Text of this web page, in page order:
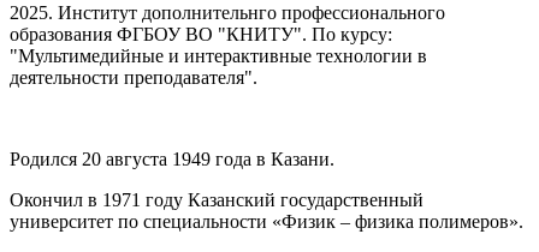
2025. Институт дополнительнго профессионального
образования ФГБОУ ВО "КНИТУ". По курсу:
"Мультимедийные и интерактивные технологии в
деятельности преподавателя".
Родился 20 августа 1949 года в Казани.
Окончил в 1971 году Казанский государственный
университет по специальности «Физик – физика полимеров».